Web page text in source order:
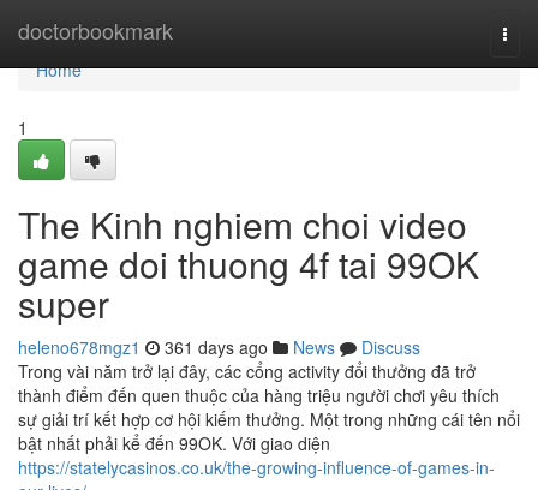
doctorbookmark
Home
Home
1
The Kinh nghiem choi video
game doi thuong 4f tai 99OK
super
heleno678mgz1 361 days ago News
Discuss
Trong vài năm trở lại đây, các cổng activity đổi thưởng đã trở
thành điểm đến quen thuộc của hàng triệu người chơi yêu thích
sự giải trí kết hợp cơ hội kiếm thưởng. Một trong những cái tên nổi
bật nhất phải kể đến 99OK. Với giao diện
https://statelycasinos.co.uk/the-growing-influence-of-games-in-